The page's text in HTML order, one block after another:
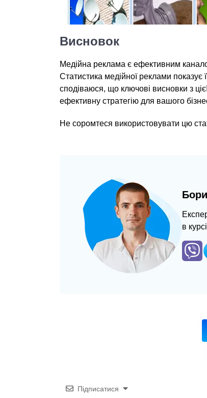
Висновок
Медійна реклама є ефективним
Статистика медійної реклами показує
сподіваюся, що ключові висновки з
ефективну стратегію для вашого
Не соромтеся використовувати цю
в
Підписатися